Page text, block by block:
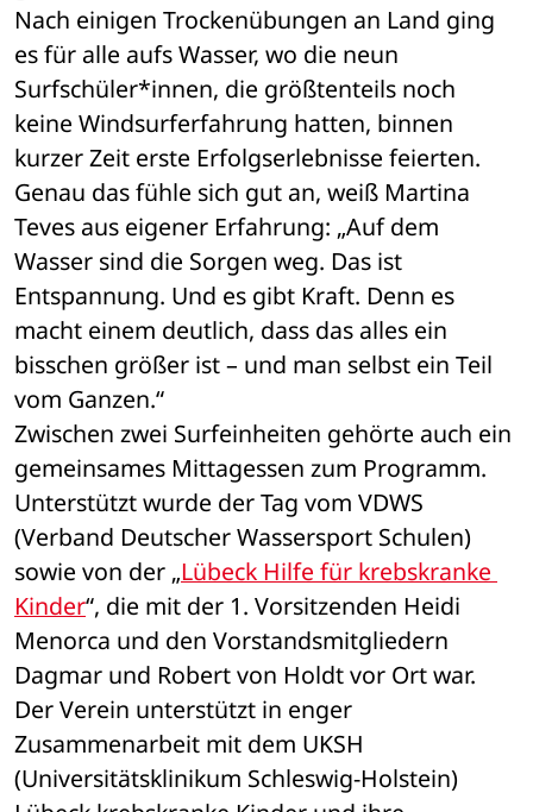
Nach einigen Trockenübungen an Land ging
es für alle aufs Wasser, wo die neun
Surfschüler*innen, die größtenteils noch
keine Windsurferfahrung hatten, binnen
kurzer Zeit erste Erfolgserlebnisse feierten.
Genau das fühle sich gut an, weiß Martina
Teves aus eigener Erfahrung: „Auf dem
Wasser sind die Sorgen weg. Das ist
Entspannung. Und es gibt Kraft. Denn es
macht einem deutlich, dass das alles ein
bisschen größer ist – und man selbst ein Teil
vom Ganzen.“
Zwischen zwei Surfeinheiten gehörte auch ein
gemeinsames Mittagessen zum Programm.
Unterstützt wurde der Tag vom VDWS
(Verband Deutscher Wassersport Schulen)
sowie von der „Lübeck Hilfe für krebskranke
Kinder“, die mit der 1. Vorsitzenden Heidi
Menorca und den Vorstandsmitgliedern
Dagmar und Robert von Holdt vor Ort war.
Der Verein unterstützt in enger
Zusammenarbeit mit dem UKSH
(Universitätsklinikum Schleswig-Holstein)